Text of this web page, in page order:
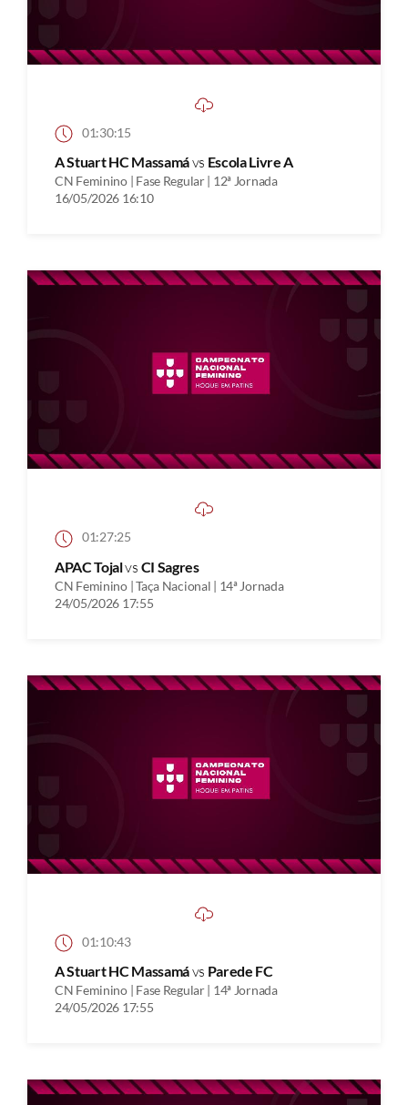
01:30:15
A Stuart HC Massamávs Escola Livre A
CN Feminino | Fase Regular | 12ª Jornada
16/05/2026 16:10
01:27:25
APAC Tojalvs CI Sagres
CN Feminino | Taça Nacional | 14ª Jornada
24/05/2026 17:55
01:10:43
A Stuart HC Massamávs Parede FC
CN Feminino | Fase Regular | 14ª Jornada
24/05/2026 17:55